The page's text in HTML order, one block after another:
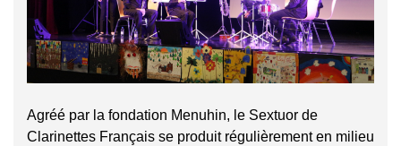
Agréé par la fondation Menuhin, le Sextuor de
Clarinettes Français se produit régulièrement en milieu